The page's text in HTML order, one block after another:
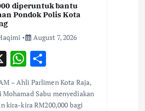
diperuntuk bantu
Pondok Polis Kota
August 7, 2026
X W
h
at
s
ar
e
– Ahli Parlimen Kota Raja,
Mohamad Sabu menyediakan
kira-kira RM200,000 bagi